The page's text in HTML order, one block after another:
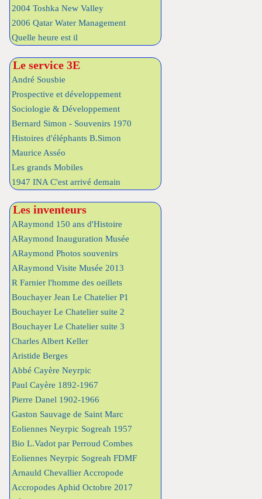
2004 Toshka New Valley
2006 Qatar Water Management
Quelle heure est il
Le service 3E
André Sousbie
Prospective et développement
Sociologie & Développement
Bernard Simon - Souvenirs 1970
Histoires d'éléphants B.Simon
Maurice Asséo
Les grands Mobiles
1947 INA C'est arrivé demain
Les inventeurs
ARaymond 150 ans d'Histoire
ARaymond Inauguration Musée
ARaymond Photos souvenirs
ARaymond Visite Musée 2013
R Farnier l'homme des oeillets
Bouchayer Jean Le Chatelier P1
Bouchayer Le Chatelier suite 2
Bouchayer Le Chatelier suite 3
Charles Albert Keller
Aristide Berges
Abbé Cayère Neyrpic
Paul Cayère 1892-1967
Pierre Danel 1902-1966
Gaston Sauvage de Saint Marc
Eoliennes Neyrpic Sogreah 1957
Bio L.Vadot par Perroud Combes
Eoliennes Neyrpic Sogreah FDMF
Arnauld Chevallier Accropode
Accropodes Aphid Octobre 2017